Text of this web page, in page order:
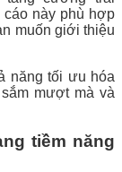
cáo này phù hợp
muốn giới thiệu
năng tối ưu hóa
mượt mà và
tiềm năng